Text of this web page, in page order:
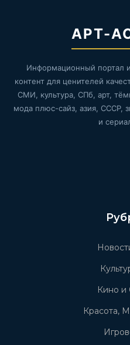
АРТ-
Информационный портал
контент для ценителей
СМИ, культура, СПб, арт,
мода плюс-сайз, азия, СССР,
и
Кино и
Красота,